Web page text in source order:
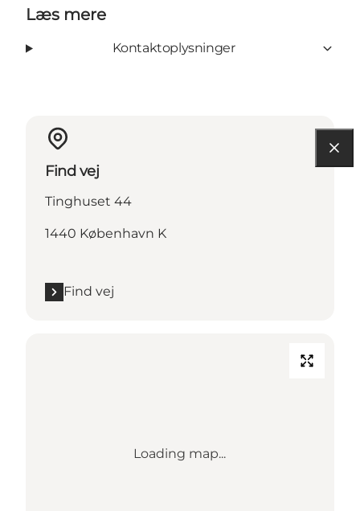
Læs mere
Kontaktoplysninger
Find vej
Tinghuset 44
1440 København K
Find vej
Loading map...